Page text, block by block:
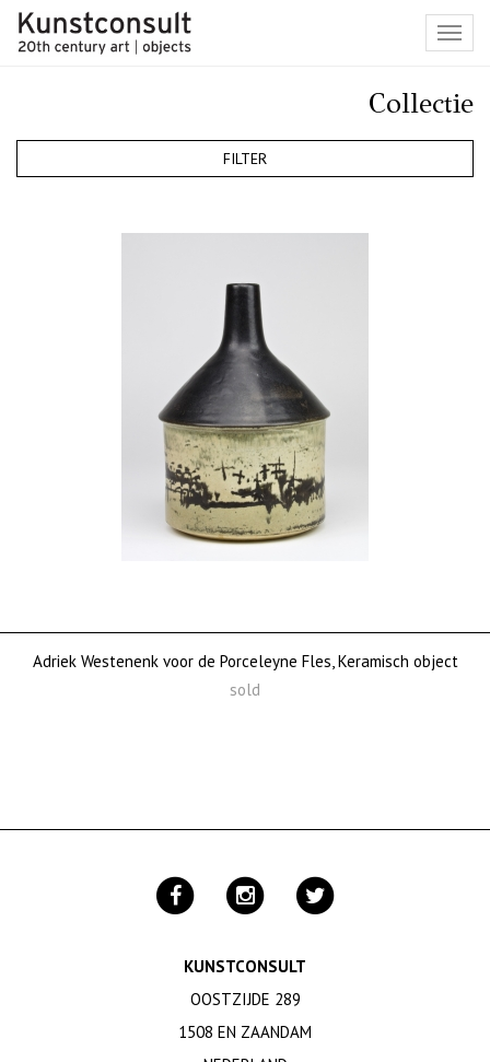
Collectie
FILTER
Adriek Westenenk voor de Porceleyne Fles, Keramisch object
sold
KUNSTCONSULT
OOSTZIJDE 289
1508 EN ZAANDAM